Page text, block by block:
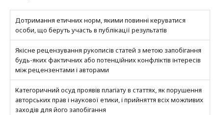
Дотримання етичних норм, якими повинні керуватися
особи, що беруть участь в публікації результатів
Якісне рецензування рукописів статей з метою запобігання
будь-яких фактичних або потенційних конфліктів інтересів
між рецензентами і авторами
Категоричний осуд проявів плагіату в статтях, як порушення
авторських прав і наукової етики, і прийняття всіх можливих
заходів для його запобігання